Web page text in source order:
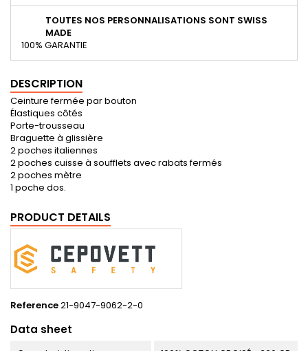
TOUTES NOS PERSONNALISATIONS SONT SWISS
MADE
100% GARANTIE
DESCRIPTION
Ceinture fermée par bouton
Élastiques côtés
Porte-trousseau
Braguette à glissière
2 poches italiennes
2 poches cuisse à soufflets avec rabats fermés
2 poches mètre
1 poche dos.
PRODUCT DETAILS
Reference21-9047-9062-2-0
Data sheet